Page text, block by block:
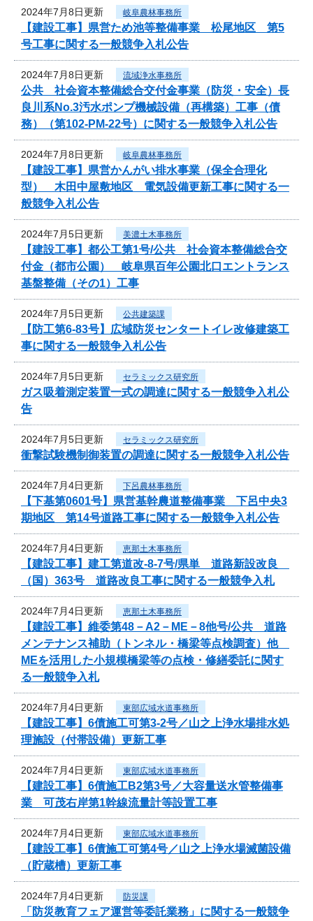
2024年7月8日更新 岐阜農林事務所
【建設工事】県営ため池等整備事業 松尾地区 第5
号工事に関する一般競争入札公告
2024年7月8日更新 流域浄水事務所
公共 社会資本整備総合交付金事業（防災・安全）長
良川系No.3汚水ポンプ機械設備（再構築）工事（債
務）（第102-PM-22号）に関する一般競争入札公告
2024年7月8日更新 岐阜農林事務所
【建設工事】県営かんがい排水事業（保全合理化
型） 木田中屋敷地区 電気設備更新工事に関する一
般競争入札公告
2024年7月5日更新 美濃土木事務所
【建設工事】都公工第1号/公共 社会資本整備総合交
付金（都市公園） 岐阜県百年公園北口エントランス
基盤整備（その1）工事
2024年7月5日更新 公共建築課
【防工第6-83号】広域防災センタートイレ改修建築工
事に関する一般競争入札公告
2024年7月5日更新 セラミックス研究所
ガス吸着測定装置一式の調達に関する一般競争入札公
告
2024年7月5日更新 セラミックス研究所
衝撃試験機制御装置の調達に関する一般競争入札公告
2024年7月4日更新 下呂農林事務所
【下基第0601号】県営基幹農道整備事業 下呂中央3
期地区 第14号道路工事に関する一般競争入札公告
2024年7月4日更新 恵那土木事務所
【建設工事】建工第道改-8-7号/県単 道路新設改良
（国）363号 道路改良工事に関する一般競争入札
2024年7月4日更新 恵那土木事務所
【建設工事】維委第48－A2－ME－8他号/公共 道路
メンテナンス補助（トンネル・橋梁等点検調査）他
MEを活用した小規模橋梁等の点検・修繕委託に関す
る一般競争入札
2024年7月4日更新 東部広域水道事務所
【建設工事】6債施工可第3-2号／山之上浄水場排水処
理施設（付帯設備）更新工事
2024年7月4日更新 東部広域水道事務所
【建設工事】6債施工B2第3号／大容量送水管整備事
業 可茂右岸第1幹線流量計等設置工事
2024年7月4日更新 東部広域水道事務所
【建設工事】6債施工可第4号／山之上浄水場滅菌設備
（貯蔵槽）更新工事
2024年7月4日更新 防災課
「防災教育フェア運営等委託業務」に関する一般競争